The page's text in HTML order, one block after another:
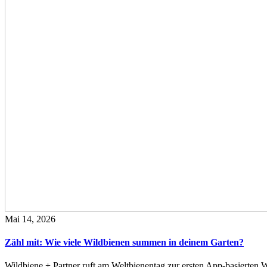
Mai 14, 2026
Zähl mit: Wie viele Wildbienen summen in deinem Garten?